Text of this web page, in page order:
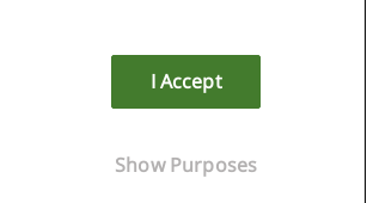
I Accept
Show Purposes